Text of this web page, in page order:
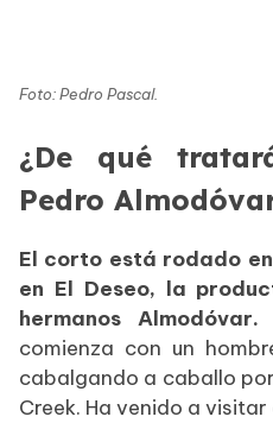
Foto: Pedro Pascal.
¿De qué
Pedro
El corto está rodado
en El Deseo, la
hermanos Almodóvar.
comienza con un
cabalgando a caballo
Creek. Ha venido a